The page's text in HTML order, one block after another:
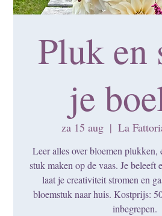
Pluk en
je
za 15 aug
  |
La
Leer alles over bloemen plukken,
stuk maken op de vaas. Je beleeft
laat je creativiteit stromen en
bloemstuk naar huis. Kostprijs:
inbegrepen.